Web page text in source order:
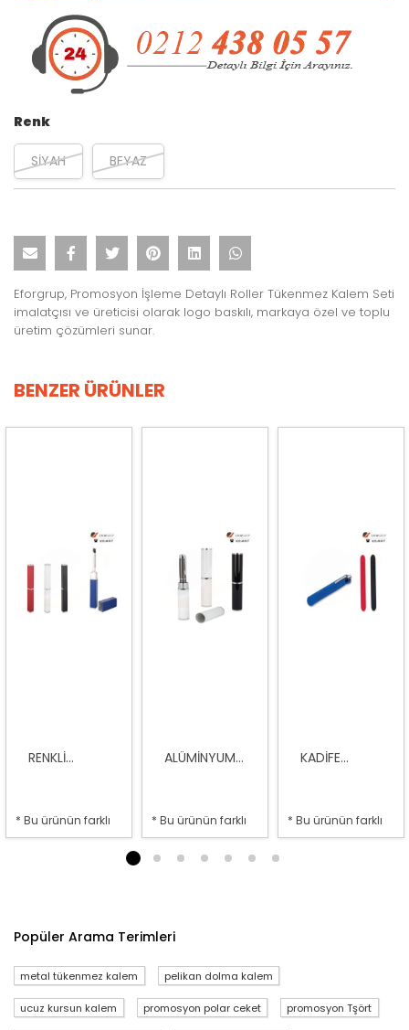
Renk
SİYAH BEYAZ
Eforgrup, Promosyon İşleme Detaylı Roller Tükenmez Kalem Seti
imalatçısı ve üreticisi olarak logo baskılı, markaya özel ve toplu
üretim çözümleri sunar.
BENZER ÜRÜNLER
RENKLI...
* Bu ürünün farklı
ALÜMINYUM...
* Bu ürünün farklı
KADIFE...
* Bu ürünün farklı
2 3 4 5 6 7
Popüler Arama Terimleri
metal tükenmez kalem pelikan dolma kalem
ucuz kursun kalem promosyon polar ceket promosyon Tşört